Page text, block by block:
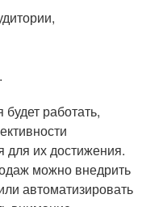
работать,
для их достижения.
можно внедрить
автоматизировать